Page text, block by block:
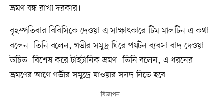
ভ্রমণ বন্ধ রাখা দরকার।
বৃহস্পতিবার বিবিসিকে দেওয়া এ সাক্ষাৎকারে টিম মালটিন এ কথা
বলেন। তিনি বলেন, গভীর সমুদ্র ঘিরে পর্যটন ব্যবসা বাদ দেওয়া
উচিত। বিশেষ করে টাইটানিক ভ্রমণ। তিনি বলেন, এ ধরনের
ভ্রমণের আগে গভীর সমুদ্রে যাওয়ার সনদ নিতে হবে।